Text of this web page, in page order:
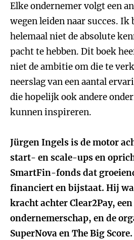
Elke ondernemer volgt een
wegen leiden naar succes. Ik
helemaal niet de absolute
pacht te hebben. Dit boek
niet de ambitie om die te
neerslag van een aantal
die hopelijk ook andere
kunnen inspireren.
Jürgen Ingels is de motor
start- en scale-ups en
SmartFin-fonds dat
financiert en bijstaat. Hij
kracht achter Clear2Pay,
ondernemerschap, en de
SuperNova en The Big